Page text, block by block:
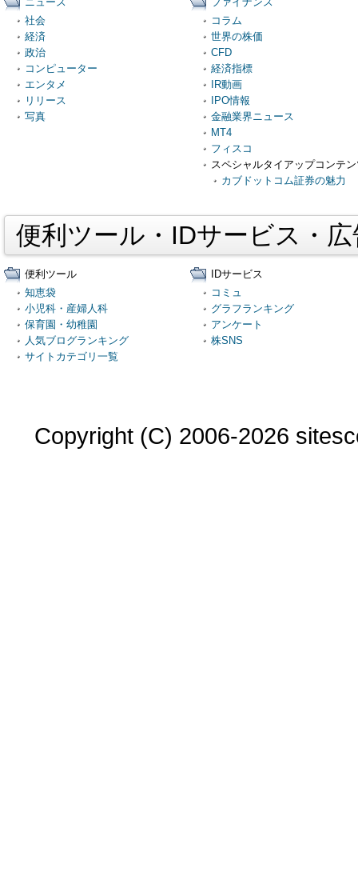
社会
経済
政治
コンピューター
エンタメ
リリース
写真
コラム
世界の株価
CFD
経済指標
IR動画
IPO情報
金融業界ニュース
MT4
フィスコ
スペシャルタイアップコンテ
カブドットコム証券の魅力
便利ツール・IDサービス・
便利ツール
知恵袋
小児科・産婦人科
保育園・幼稚園
人気ブログランキング
サイトカテゴリ一覧
IDサービス
コミュ
グラフランキング
アンケート
株SNS
Copyright (C) 2006-2026